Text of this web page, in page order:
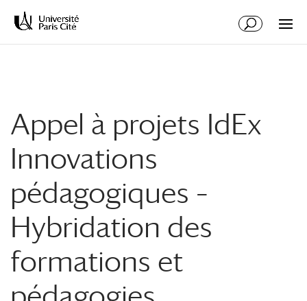
Appel à projets IdEx
Innovations
pédagogiques –
Hybridation des
formations et